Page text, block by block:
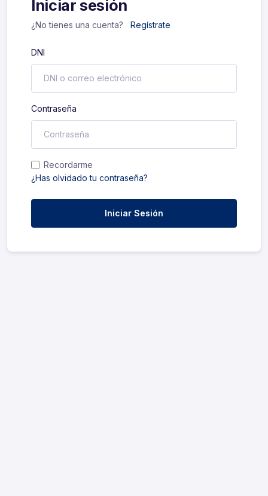
Iniciar sesión
¿No tienes una cuenta? Regístrate
DNI
Contraseña
Recordarme
¿Has olvidado tu contraseña?
Iniciar Sesión